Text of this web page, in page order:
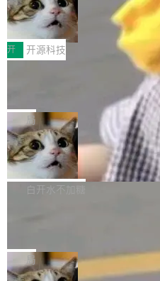
late。」 容器为什么不合适 容器
和销毁都太重了。一个 Agent 要
只需要几毫秒的 CPU 时间，但
就绪要花数秒。如果未来有十...
人、套取机密信息的对手。
函，也没选择庭外沉默。它在官
文，标题只有六个字：Apple is
ng。 然后，它把邮件往来和
录全贴了出来。 他发错人了 苹
iel Gross 来自 Weil 律所，2 月
给 OpenAI 总法律顾问 Che
件，附了一封长信，要求
果员工带走机密信...
HUAWEI MatePad Edge上架
ddy鸿蒙PC版，说话就能干活
搭子
全能AI工作台WorkBuddy鸿蒙
I MatePad Edge应用市场，直接
用，与鸿蒙电脑上的体验一致。
这是目前市面上唯一支持平板接
C版的产品，搭载“人机双写”重
你的，AI写AI的，同屏协作互不
AI帮你干活，现在开启全新体验
体验WorkBuddy鸿蒙PC版前，
atePad Edge 升级至
P9 patch03及以上版本。 *升级
开 开源科技
FFmpeg 9.0 发布：代号
全球知名开源多媒体框架
布了 9.0 版本。这个版本除了带
处理能力和硬件加速支持之外，
处：FFmpeg 9.0 的代号是“Lei”
来自中国开发者雷霄骅（Lei
很多中国音视频开发者而言，这
“启蒙老师”。 而今年，恰好是雷
年。FFmpeg 社区最终选择用一
局
亚马逊成本失控：AI 写代码烧
万元，超预算 860%
外媒近日曝光了亚马逊的多份内
导致公司在多个项目上超支。《
编写程序，目标是完成电商平台
列表的数据匹配 —— 一项常规的
白开水不加糖
e CEO Clément Delangue 在
没有拐弯抹角。他说中国正在赢
局